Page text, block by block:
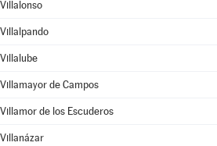
Villalonso
Villalpando
Villalube
Villamayor de Campos
Villamor de los Escuderos
Villanázar